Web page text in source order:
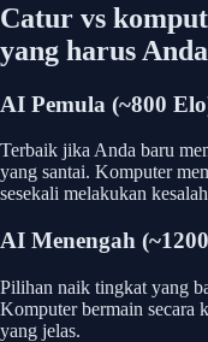
Catur vs
yang harus
AI Pemula (~800
Terbaik jika Anda baru
yang santai. Komputer
sesekali melakukan
AI Menengah
Pilihan naik tingkat yang
Komputer bermain secara
yang jelas.